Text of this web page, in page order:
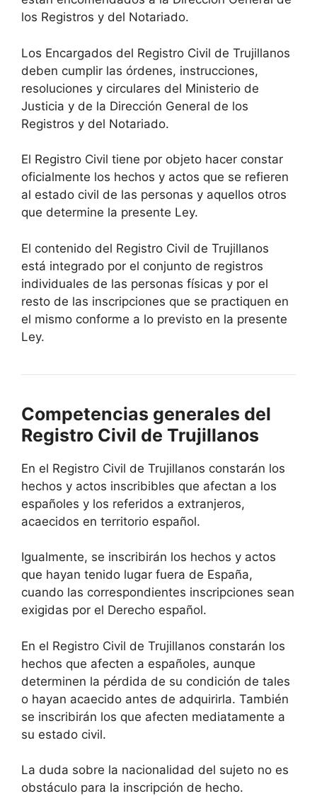
los Registros y del Notariado.
Los Encargados del Registro Civil de Trujillanos
deben cumplir las órdenes, instrucciones,
resoluciones y circulares del Ministerio de
Justicia y de la Dirección General de los
Registros y del Notariado.
El Registro Civil tiene por objeto hacer constar
oficialmente los hechos y actos que se refieren
al estado civil de las personas y aquellos otros
que determine la presente Ley.
El contenido del Registro Civil de Trujillanos
está integrado por el conjunto de registros
individuales de las personas físicas y por el
resto de las inscripciones que se practiquen en
el mismo conforme a lo previsto en la presente
Ley.
Competencias generales del
Registro Civil de Trujillanos
En el Registro Civil de Trujillanos constarán los
hechos y actos inscribibles que afectan a los
españoles y los referidos a extranjeros,
acaecidos en territorio español.
Igualmente, se inscribirán los hechos y actos
que hayan tenido lugar fuera de España,
cuando las correspondientes inscripciones sean
exigidas por el Derecho español.
En el Registro Civil de Trujillanos constarán los
hechos que afecten a españoles, aunque
determinen la pérdida de su condición de tales
o hayan acaecido antes de adquirirla. También
se inscribirán los que afecten mediatamente a
su estado civil.
La duda sobre la nacionalidad del sujeto no es
obstáculo para la inscripción de hecho.